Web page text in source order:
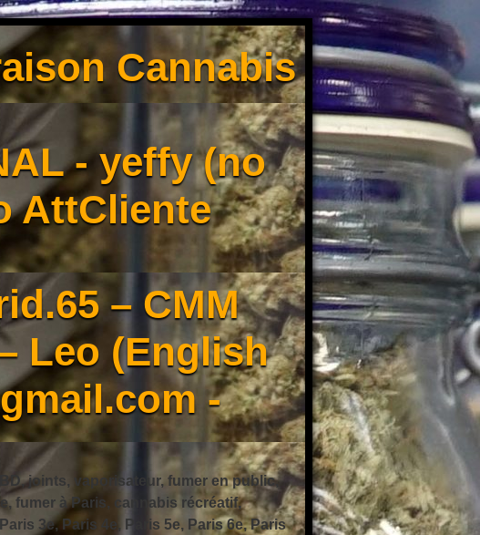
Cannabis
- yeffy (no
AttCliente
– CMM
Leo (English
-
joints, vaporisateur, fumer en public,
fumer à Paris, cannabis récréatif,
3e, Paris 4e, Paris 5e, Paris 6e, Paris